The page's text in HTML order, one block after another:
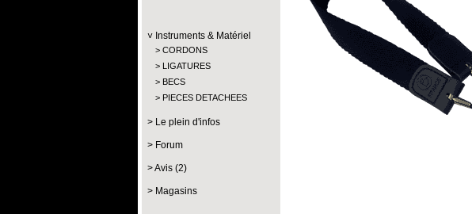
Instruments & Matériel
CORDONS
LIGATURES
BECS
PIECES DETACHEES
Le plein d'infos
Forum
Avis (2)
Magasins